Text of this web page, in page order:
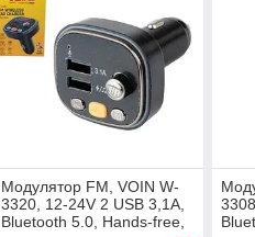
Модулятор FM, VOIN W-
3320, 12-24V 2 USB 3,1A,
Bluetooth 5.0, Hands-free,